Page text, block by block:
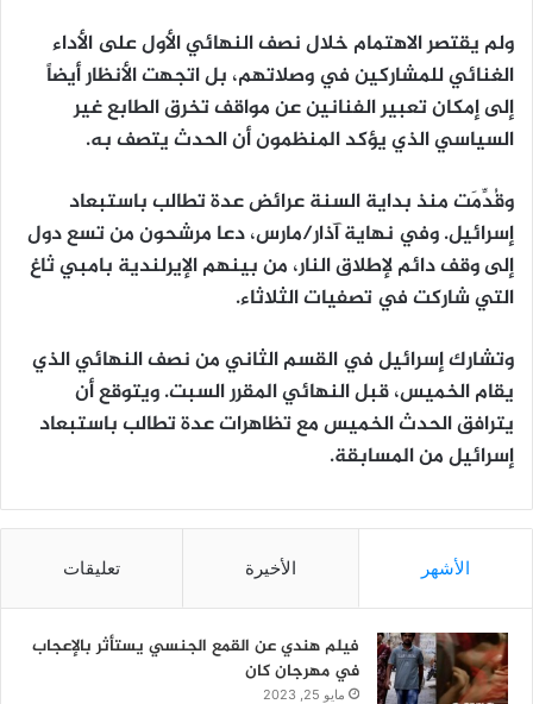
ولم يقتصر الاهتمام خلال نصف النهائي الأول على الأداء
الغنائي للمشاركين في وصلاتهم، بل اتجهت الأنظار أيضاً
إلى إمكان تعبير الفنانين عن مواقف تخرق الطابع غير
السياسي الذي يؤكد المنظمون أن الحدث يتصف به.
وقُدِّمَت منذ بداية السنة عرائض عدة تطالب باستبعاد
إسرائيل. وفي نهاية آذار/مارس، دعا مرشحون من تسع دول
إلى وقف دائم لإطلاق النار، من بينهم الإيرلندية بامبي ثاغ
التي شاركت في تصفيات الثلاثاء.
وتشارك إسرائيل في القسم الثاني من نصف النهائي الذي
يقام الخميس، قبل النهائي المقرر السبت. ويتوقع أن
يترافق الحدث الخميس مع تظاهرات عدة تطالب باستبعاد
إسرائيل من المسابقة.
الأشهر الأخيرة تعليقات
فيلم هندي عن القمع الجنسي يستأثر بالإعجاب
في مهرجان كان
مايو 25, 2023